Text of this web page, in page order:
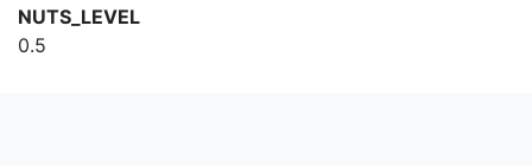
NUTS_LEVEL
0.5